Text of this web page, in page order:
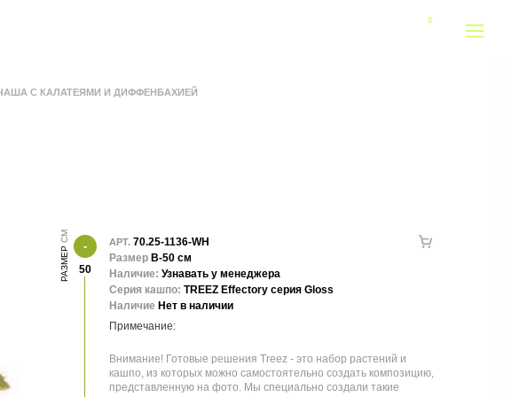
ЧАША С КАЛАТЕЯМИ И ДИФФЕНБАХИЕЙ
РАЗМЕР 50
АРТ. 70.25-1136-WH
Размер В-50 см
Наличие: Узнавать у менеджера
Серия кашпо: TREEZ Effectory серия Gloss
Наличие Нет в наличии
Внимание! Готовые решения Treez - это набор растений и
кашпо, из которых можно самостоятельно создать композицию,
представленную на фото. Мы специально создали такие